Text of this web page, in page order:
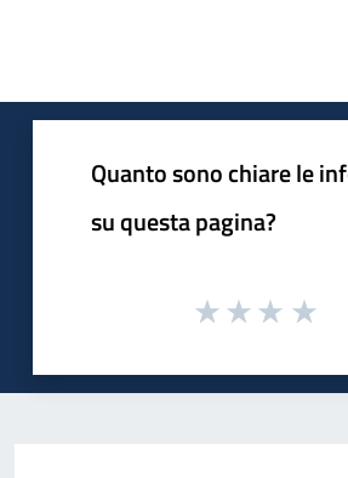
Quanto sono chiare le
su questa pagina?